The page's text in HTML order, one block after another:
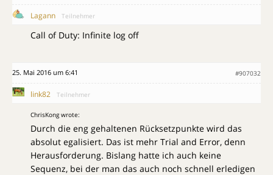
Lagann Teilnehmer
Call of Duty: Infinite log off
25. Mai 2016 um 6:41 #907032
link82 Teilnehmer
ChrisKong wrote:
Durch die eng gehaltenen Rücksetzpunkte wird das
absolut egalisiert. Das ist mehr Trial and Error, denn
Herausforderung. Bislang hatte ich auch keine
Sequenz, bei der man das auch noch schnell erledigen